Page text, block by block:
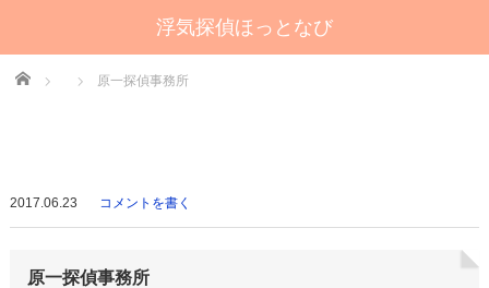
浮気探偵ほっとなび
Home 原一探偵事務所
2017.06.23 コメントを書く
原一探偵事務所